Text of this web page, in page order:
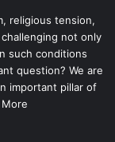
religious tension,
not only
such conditions
question? We are
important pillar of
More